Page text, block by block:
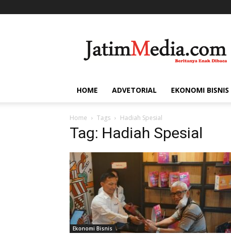
Media
HOME ADVETORIAL EKONOMI BISNIS
Home Tags Hadiah Spesial
Tag: Hadiah Spesial
Ekonomi Bisnis